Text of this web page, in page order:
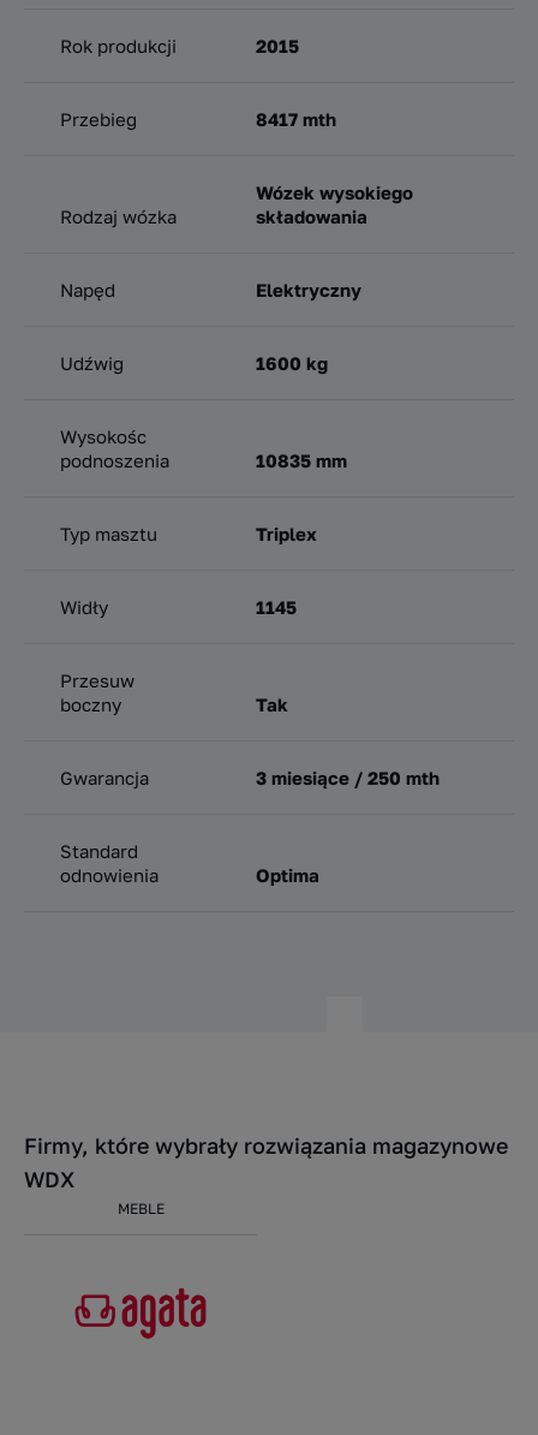
Rok produkcji 2015
Przebieg 8417 mth
Rodzaj wózka
Wózek wysokiego
składowania
Napęd Elektryczny
Udźwig 1600 kg
Wysokośc
podnoszenia
10835 mm
Typ masztu Triplex
Widły 1145
Przesuw
boczny
Tak
Gwarancja 3 miesiące / 250 mth
Standard
odnowienia
Optima
Firmy, które wybrały rozwiązania magazynowe
WDX
MEBLE